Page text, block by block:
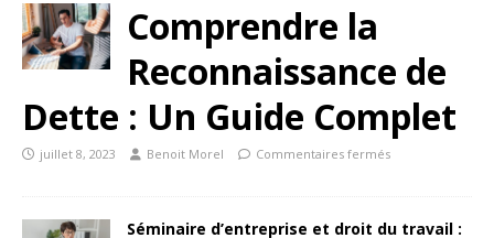
Comprendre la
Reconnaissance de
Dette : Un Guide Complet
juillet 8, 2023 Benoit Morel Commentaires fermés
Séminaire d’entreprise et droit du travail :